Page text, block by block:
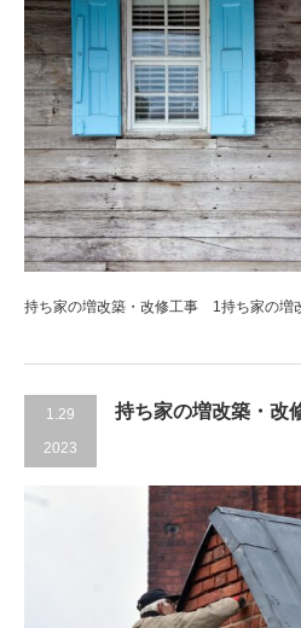
持ち家の増改築・改修工事 1持ち家の増
1.29
2023
持ち家の増改築・